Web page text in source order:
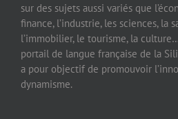
sur des sujets aussi variés que
finance, l’industrie, les sciences, la
l’immobilier, le tourisme, la
portail de langue française de la
a pour objectif de promouvoir
dynamisme.